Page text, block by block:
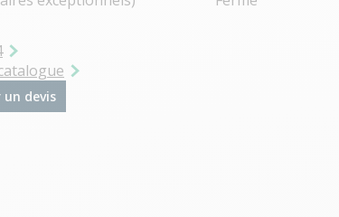
un devis